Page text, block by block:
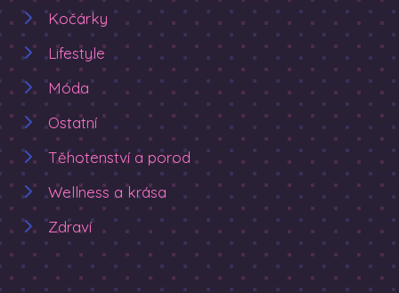
Kočárky
Lifestyle
Móda
Ostatní
Těhotenství a porod
Wellness a krása
Zdraví